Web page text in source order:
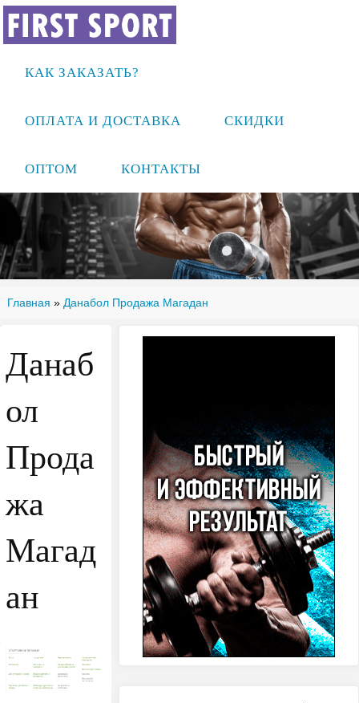
КАК ЗАКАЗАТЬ?
ОПЛАТА И ДОСТАВКА СКИДКИ
ОПТОМ КОНТАКТЫ
Главная » Данабол Продажа Магадан
Данаб
ол
Прода
жа
Магад
ан